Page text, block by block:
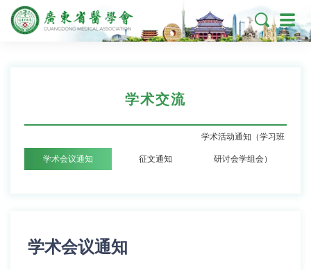

学术交流
学术会议通知 征文通知
学术活动通知（学习班
研讨会学组会）
学术会议通知